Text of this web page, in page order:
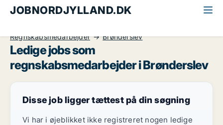
JOBNORDJYLLAND.DK
Regnskabsmedarbejder
Brønderslev
Ledige jobs som
regnskabsmedarbejder i Brønderslev
Disse job ligger tættest på din søgning
Vi har i øjeblikket ikke registreret nogen ledige